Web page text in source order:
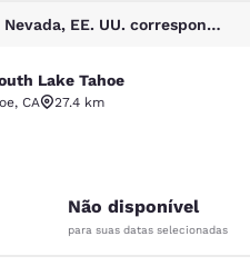
2 hotéis perto de Carson City, Nevada, EE. UU. correspondem aos seus filtros
Tahoe
Lake Tahoe
, CA
27.4 km
estrelas. Bom. 2234 avaliações
Não disponível
para suas datas selecionadas